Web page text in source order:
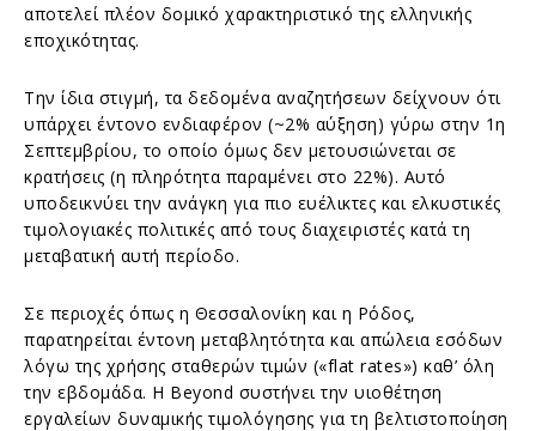
αποτελεί πλέον δομικό χαρακτηριστικό της ελληνικής
εποχικότητας.
Την ίδια στιγμή, τα δεδομένα αναζητήσεων δείχνουν ότι
υπάρχει έντονο ενδιαφέρον (~2% αύξηση) γύρω στην 1η
Σεπτεμβρίου, το οποίο όμως δεν μετουσιώνεται σε
κρατήσεις (η πληρότητα παραμένει στο 22%). Αυτό
υποδεικνύει την ανάγκη για πιο ευέλικτες και ελκυστικές
τιμολογιακές πολιτικές από τους διαχειριστές κατά τη
μεταβατική αυτή περίοδο.
Σε περιοχές όπως η Θεσσαλονίκη και η Ρόδος,
παρατηρείται έντονη μεταβλητότητα και απώλεια εσόδων
λόγω της χρήσης σταθερών τιμών («flat rates») καθ’ όλη
την εβδομάδα. Η Beyond συστήνει την υιοθέτηση
εργαλείων δυναμικής τιμολόγησης για τη βελτιστοποίηση